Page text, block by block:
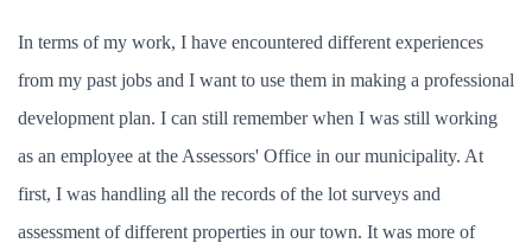
In terms of my work, I have encountered different experiences
from my past jobs and I want to use them in making a professional
development plan. I can still remember when I was still working
as an employee at the Assessors' Office in our municipality. At
first, I was handling all the records of the lot surveys and
assessment of different properties in our town. It was more of